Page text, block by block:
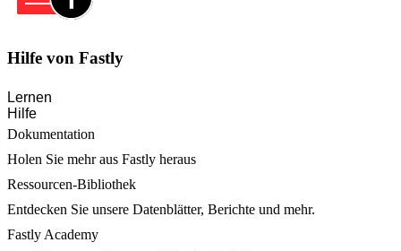
Hilfe von Fastly
Lernen
Hilfe
Dokumentation
Holen Sie mehr aus Fastly heraus
Ressourcen-Bibliothek
Entdecken Sie unsere Datenblätter, Berichte und mehr.
Fastly Academy